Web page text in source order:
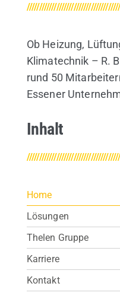
Ob Heizung,
Klimatechnik – R.
rund 50
Essener
Inhalt
Home
Lösungen
Thelen Gruppe
Karriere
Kontakt